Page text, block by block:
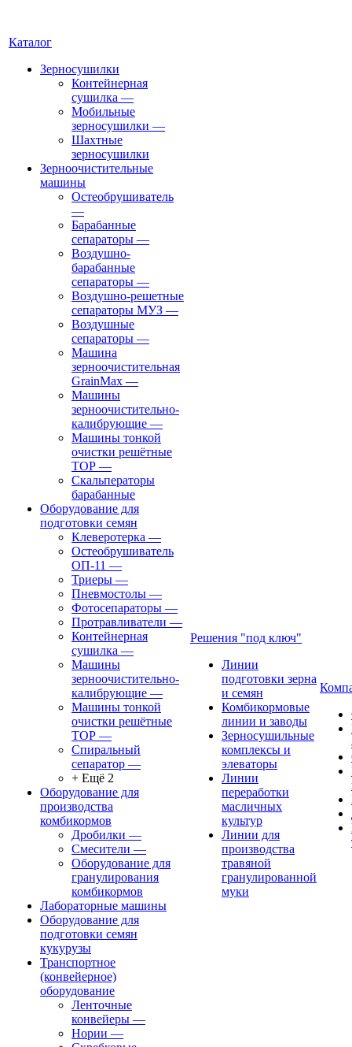
Каталог
Зерносушилки
Контейнерная
сушилка —
Мобильные
зерносушилки —
Шахтные
зерносушилки
Зерноочистительные
машины
Остеобрушиватель
—
Барабанные
сепараторы —
Воздушно-
барабанные
сепараторы —
Воздушно-решетные
сепараторы МУЗ —
Воздушные
сепараторы —
Машина
зерноочистительная
GrainMax —
Машины
зерноочистительно-
калибрующие —
Машины тонкой
очистки решётные
ТОР —
Скальператоры
барабанные
Оборудование для
подготовки семян
Клеверотерка —
Остеобрушиватель
ОП-11 —
Триеры —
Пневмостолы —
Фотосепараторы —
Протравливатели —
Контейнерная
сушилка —
Машины
зерноочистительно-
калибрующие —
Машины тонкой
очистки решётные
ТОР —
Спиральный
сепаратор —
+ Ещё 2
Оборудование для
производства
комбикормов
Дробилки —
Смесители —
Оборудование для
гранулирования
комбикормов
Лабораторные машины
Оборудование для
подготовки семян
кукурузы
Транспортное
(конвейерное)
оборудование
Ленточные
конвейеры —
Нории —
Решения "под ключ"
Линии
подготовки зерна
и семян
Комбикормовые
линии и заводы
Зерносушильные
комплексы и
элеваторы
Линии
переработки
масличных
культур
Линии для
производства
травяной
гранулированной
муки